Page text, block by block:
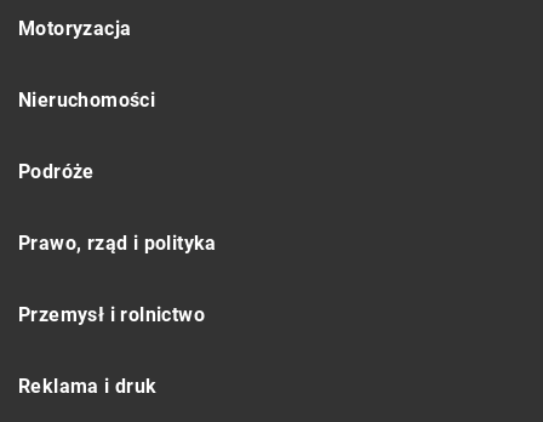
Motoryzacja
Nieruchomości
Podróże
Prawo, rząd i polityka
Przemysł i rolnictwo
Reklama i druk